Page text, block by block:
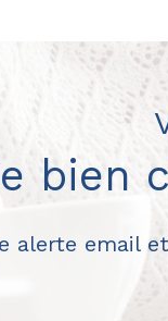
bien
alerte email